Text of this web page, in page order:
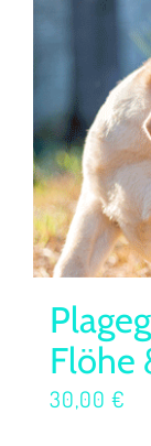
Flöhe
30,00 €